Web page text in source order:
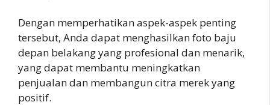
Dengan memperhatikan aspek-aspek penting
tersebut, Anda dapat menghasilkan foto baju
depan belakang yang profesional dan menarik,
yang dapat membantu meningkatkan
penjualan dan membangun citra merek yang
positif.